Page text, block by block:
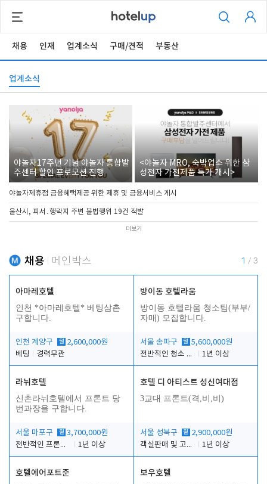
채용 인재 업계소식 구매/견적 부동산
업계소식
야놀자17주년 기념 야놀자 통합발
주센터 할인 프로모션 진행
<야놀자 MRO, 숙박업소 위한 삼
성전자 가전제품 특가 개시>
야놀자제휴점 금융혜택제공 위한 제휴 및 금융서비스 게시
울산시, 피서․행락지 주변 불법행위 19건 적발
더보기
채용 메인박스 1 / 3
아마레호텔
인천 *아마레호텔* 베팅삼촌
구합니다.
인천 계양구 월 2,600,000원
베팅
경력무관
방이동 호텔라움
방이동 호텔라움 청소팀(부부/
자매) 모집합니다.
서울 송파구 월 5,600,000원
전반적인 청소 업무(객실청소.객실정리)
1년 이상
라뉘호텔
신촌라뉘호텔에서 프론트 당
번과장을 구합니다.
서울 마포구 월 3,700,000원
전반적인 프론트 당번업무
1년 이상
호텔 디 아티스트 성신여대점
3교대 프론트(격,비,비)
서울 성북구 월 2,900,000원
객실판매 및 고객응대
1년 이상
호텔에어포트준 보우호텔